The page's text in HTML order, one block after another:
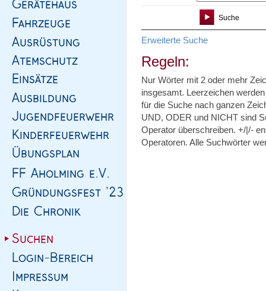
Erweiterte Suche
Regeln:
Nur Wörter mit 2 oder mehr
insgesamt. Leerzeichen
für die Suche nach ganzen
UND, ODER und NICHT sind
Operator überschreiben. +/|/-
Operatoren. Alle Suchwörter